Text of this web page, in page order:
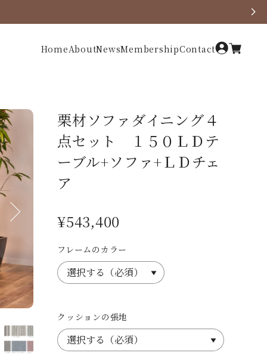
HomeAboutNewsMembershipContact
栗材ソファダイニング４
点セット １５０ＬＤテ
ーブル+ソファ+ＬＤチェ
ア
¥543,400
フレームのカラー
クッションの張地